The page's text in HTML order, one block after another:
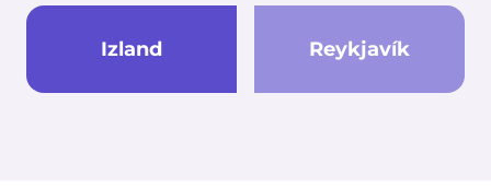
Izland Reykjavík